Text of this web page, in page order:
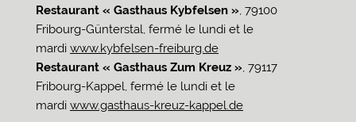
Restaurant « Gasthaus Kybfelsen », 79100
Fribourg-Günterstal, fermé le lundi et le
mardi www.kybfelsen-freiburg.de
Restaurant « Gasthaus Zum Kreuz », 79117
Fribourg-Kappel, fermé le lundi et le
mardi www.gasthaus-kreuz-kappel.de